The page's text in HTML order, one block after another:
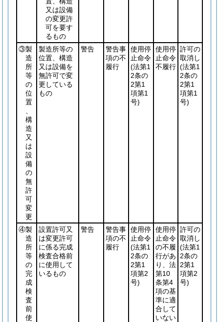
又は設備
の変更許
可を要す
るもの
③製
造
所
等
の
位
置
構
造
又
は
設
備
の
無
許
可
変
更
製造所等の
位置、構造
又は設備を
無許可で変
更している
もの
警告
警告事
項の不
履行
使用停
止命令
(法第1
2条の
2第1
項第1
号)
使用停
止命令
不履行
許可の
取消し
(法第1
2条の
2第1
項第1
号)
④製
造
所
等
の
完
成
検
査
前
使
設置許可又
は変更許可
に係る完成
検査合格前
に使用して
いるもの
警告
警告事
項の不
履行
使用停
止命令
(法第1
2条の
2第1
項第2
号)
使用停
止命令
の不履
行があ
り、法
第10
条第4
項の基
準に適
合して
いない
許可の
取消し
(法第1
2条の
2第1
項第2
号)